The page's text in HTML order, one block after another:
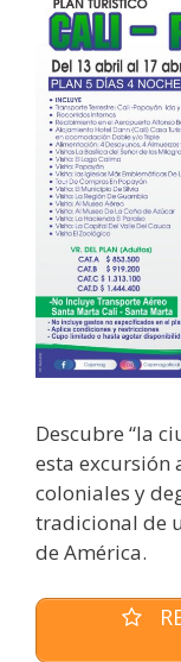
Descubre “la
esta excursión
coloniales y
tradicional de
de América.